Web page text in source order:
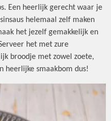
Een heerlijk gerecht waar je
helemaal zelf maken
het jezelf gemakkelijk en
het met zure
broodje met zowel zoete,
heerlijke smaakbom dus!